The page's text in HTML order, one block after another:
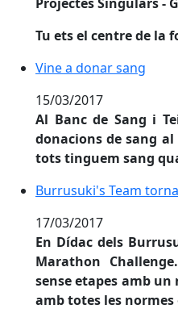
Tu ets el centre de la
Vine a donar sang
Vine a donar sang
15/03/2017
Al Banc de Sang i
donacions de sang
tots tinguem sang
Burrusuki's Team
Burrusuki's Team
17/03/2017
En Dídac dels
Marathon
sense etapes amb
amb totes les